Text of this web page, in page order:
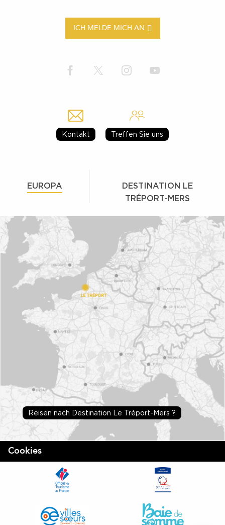
ICH MELDE MICH AN
Kontakt Treffen Sie uns
EUROPA
DESTINATION LE
TRÉPORT-MERS
Reisen nach Destination Le Tréport-Mers ?
Cookies